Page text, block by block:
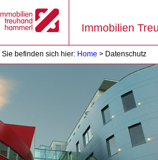
Immobilien
Sie befinden sich hier: Home > Datenschutz